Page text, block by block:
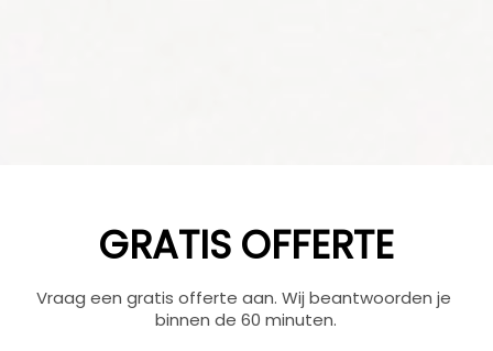
GRATIS OFFERTE
Vraag een gratis offerte aan. Wij beantwoorden je
binnen de 60 minuten.